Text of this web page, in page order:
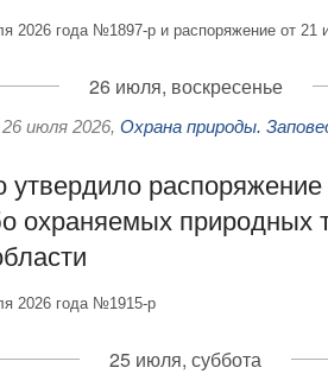
2026 года №1897-р и распоряжение от
26 июля, воскресенье
26 июля 2026, Охрана природы.
утвердило
охраняемых природных
2026 года №1915-р
25 июля, суббота